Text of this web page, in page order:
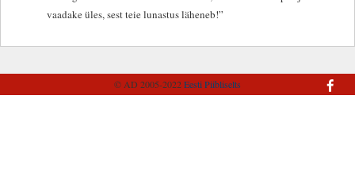
vaadake üles, sest teie lunastus läheneb!”
© AD 2005-2022Eesti Piibliselts